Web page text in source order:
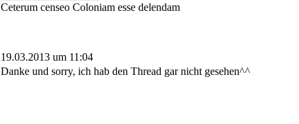
Ceterum censeo Coloniam esse delendam
19.03.2013 um 11:04
Danke und sorry, ich hab den Thread gar nicht gesehen^^